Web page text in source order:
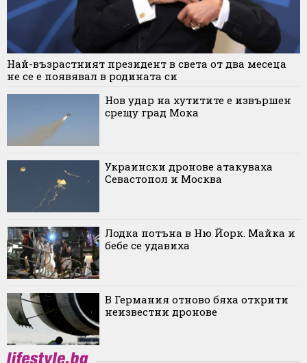
Най-възрастният президент в света от два месеца
не се е появявал в родината си
Нов удар на хутитите е извършен
срещу град Мока
Украински дронове атакуваха
Севастопол и Москва
Лодка потъна в Ню Йорк. Майка и
бебе се удавиха
В Германия отново бяха открити
неизвестни дронове